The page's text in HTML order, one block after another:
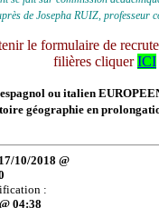
de Josepha RUIZ, professeur
le formulaire de
filières cliquerICI
ou italien
géographie en
17/10/2018 @
:
04:38